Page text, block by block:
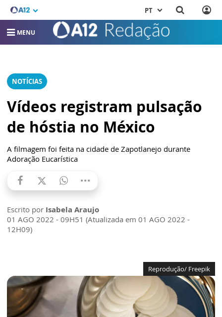
PT
MENU
NOTÍCIAS
Vídeos registram pulsação
de hóstia no México
A filmagem foi feita na cidade de Zapotlanejo durante
Adoração Eucarística
Escrito por Isabela Araujo
01 AGO 2022 - 09H51 (Atualizada em 01 AGO 2022 -
12H09)
Reprodução/ Freepik